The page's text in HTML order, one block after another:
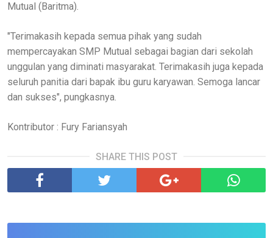
Mutual (Baritma).
"Terimakasih kepada semua pihak yang sudah
mempercayakan SMP Mutual sebagai bagian dari sekolah
unggulan yang diminati masyarakat. Terimakasih juga kepada
seluruh panitia dari bapak ibu guru karyawan. Semoga lancar
dan sukses", pungkasnya.
Kontributor : Fury Fariansyah
SHARE THIS POST